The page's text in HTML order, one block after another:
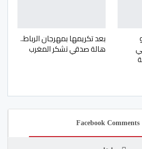
بعد تكريمها بمهرجان الرباط..
هالة صدقي تشكر المغرب
Facebook Comments